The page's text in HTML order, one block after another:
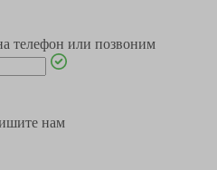
телефон или позвоним
нам